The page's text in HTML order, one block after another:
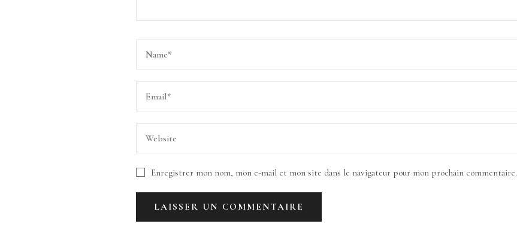
Enregistrer mon nom, mon e-mail et mon site dans le navigateur pour mon prochain commentaire.